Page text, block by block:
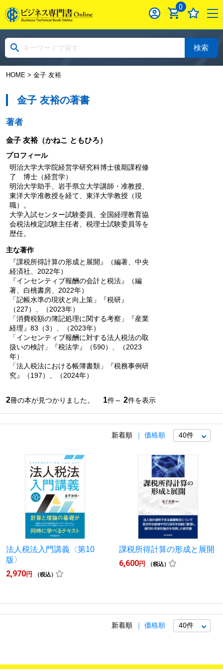
0
検索
HOME> 金子 友裕
金子 友裕の著書
著者
金子 友裕（かねこ ともひろ）
プロフィール
明治大学大学院経営学研究科博士後期課程修
了 博士（経営学）
明治大学助手、岩手県立大学講師・准教授、
東洋大学准教授を経て、東洋大学教授（現
職）。
大学入試センター試験委員、全国経理教育協
会税法検定試験主任者、税理士試験委員等を
歴任。
主な著作
『課税所得計算の形成と展開』（編著、中央
経済社、2022年）
『インセンティブ報酬の会計と税法』（編
著、白桃書房、2022年）
「記帳水準の現状と向上策」『税研』
（227）、（2023年）
「消費税額の簿記処理に関する考察」『産業
経理』83（3）、（2023年）
「インセンティブ報酬に対する法人税法の取
扱いの検討」『税法学』（590）、（2023
年）
「法人税法における帳簿書類」『税務事例研
究』（197）、（2024年）
2冊の本が見つかりました。 1件～ 2件を表示
新着順 価格順
法人税法入門講義〈第10
版〉
2,970円 （税込）
課税所得計算の形成と展開
6,600円 （税込）
新着順 価格順